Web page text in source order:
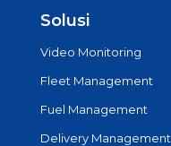
Solusi
Video Monitoring
Fleet Management
Fuel Management
Delivery Management